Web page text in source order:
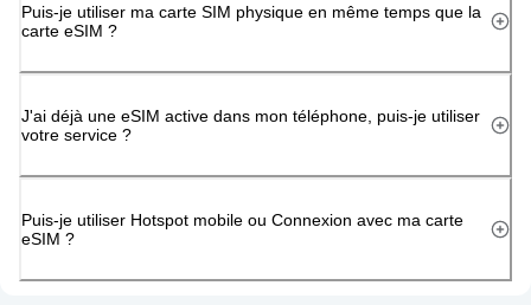
Puis-je utiliser ma carte SIM physique en même temps que la
carte eSIM ?
J'ai déjà une eSIM active dans mon téléphone, puis-je utiliser
votre service ?
Puis-je utiliser Hotspot mobile ou Connexion avec ma carte
eSIM ?